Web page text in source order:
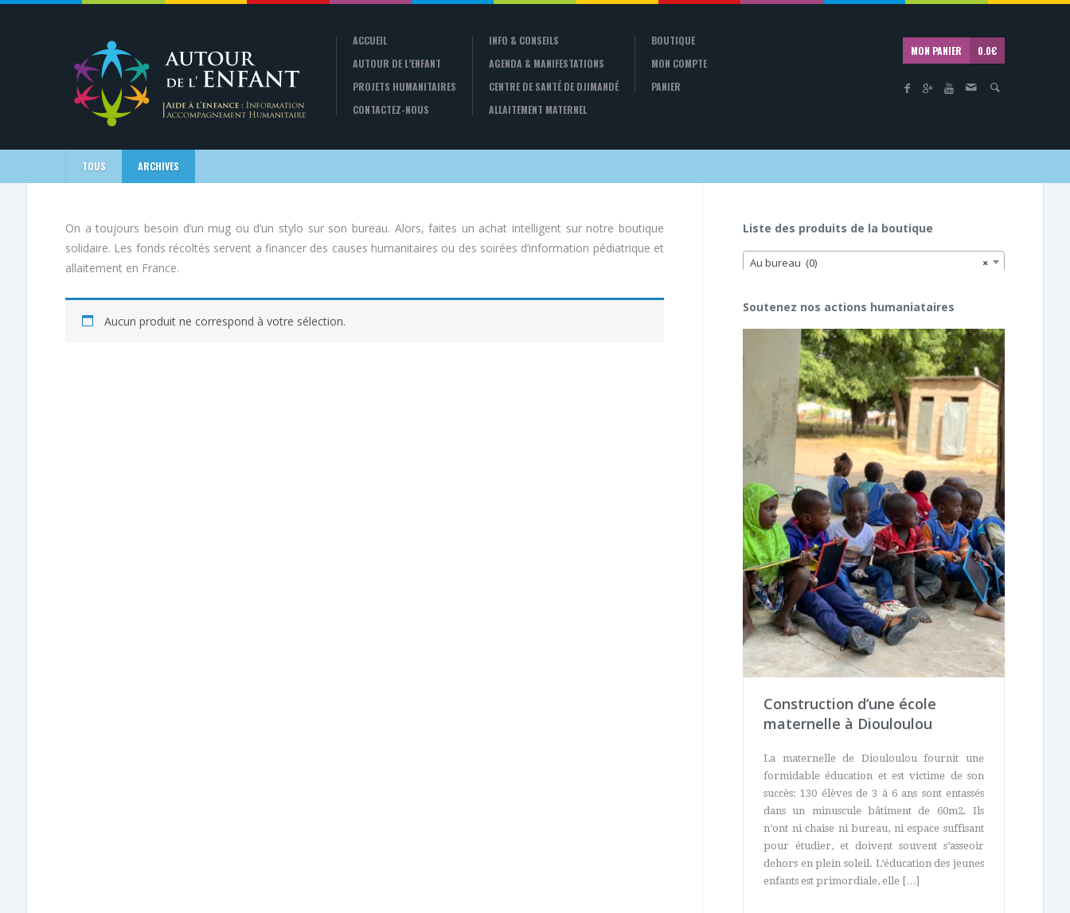
ACCUEIL
AUTOUR DE L’ENFANT
PROJETS HUMANITAIRES
CONTACTEZ-NOUS
INFO & CONSEILS
AGENDA & MANIFESTATIONS
CENTRE DE SANTÉ DE DJIMANDÉ
ALLAITEMENT MATERNEL
BOUTIQUE
MON COMPTE
PANIER
MON PANIER 0.0€
TOUS ARCHIVES
On a toujours besoin d’un mug ou d’un stylo sur son bureau. Alors, faites un achat intelligent sur notre boutique
solidaire. Les fonds récoltés servent a financer des causes humanitaires ou des soirées d’information pédiatrique et
allaitement en France.
Aucun produit ne correspond à votre sélection.
Liste des produits de la boutique
×
Au bureau (0)
Soutenez nos actions humaniataires
Construction d’une école
maternelle à Diouloulou
La maternelle de Diouloulou fournit une
formidable éducation et est victime de son
succès: 130 élèves de 3 à 6 ans sont entassés
dans un minuscule bâtiment de 60m2. Ils
n’ont ni chaise ni bureau, ni espace suffisant
pour étudier, et doivent souvent s’asseoir
dehors en plein soleil. L’éducation des jeunes
enfants est primordiale, elle […]